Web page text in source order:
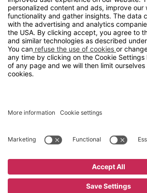
67 80 56 20
Åpningstid
Hverdager 08:00-16:00
Cookie innstillinger